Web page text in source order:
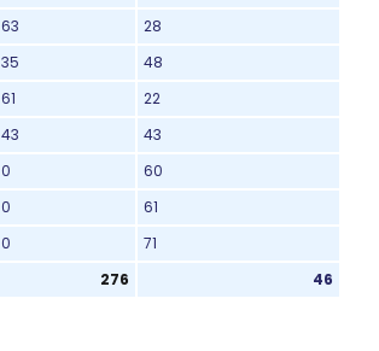
63
28
35
48
61
22
43
43
0
60
0
61
0
71
276 46